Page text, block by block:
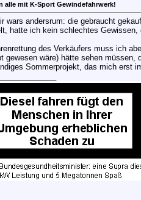
alle mit K-Sport Gewindefahrwerk!
wars andersrum: die gebraucht
hatte ich kein schlechtes
des Verkäufers muss ich
gewesen wäre) hätte sehen
Sommerprojekt, das mich erst